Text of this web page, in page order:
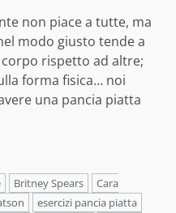
non piace a tutte, ma
modo giusto tende a
rispetto ad altre;
forma fisica… noi
una pancia piatta
Britney Spears
Cara
esercizi pancia piatta